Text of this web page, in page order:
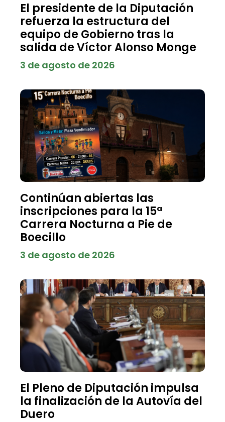
El presidente de la Diputación
refuerza la estructura del
equipo de Gobierno tras la
salida de Víctor Alonso Monge
3 de agosto de 2026
Continúan abiertas las
inscripciones para la 15ª
Carrera Nocturna a Pie de
Boecillo
3 de agosto de 2026
El Pleno de Diputación impulsa
la finalización de la Autovía del
Duero